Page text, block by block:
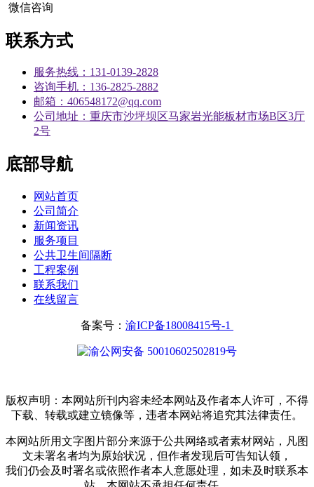
微信咨询
联系方式
服务热线：131-0139-2828
咨询手机：136-2825-2882
邮箱：406548172@qq.com
公司地址：重庆市沙坪坝区马家岩光能板材市场B区3厅
2号
底部导航
网站首页
公司简介
新闻资讯
服务项目
公共卫生间隔断
工程案例
联系我们
在线留言
备案号： 渝ICP备18008415号-1
渝公网安备 50010602502819号
版权声明：本网站所刊内容未经本网站及作者本人许可，不得
下载、转载或建立镜像等，违者本网站将追究其法律责任。
本网站所用文字图片部分来源于公共网络或者素材网站，凡图
文未署名者均为原始状况，但作者发现后可告知认领，
我们仍会及时署名或依照作者本人意愿处理，如未及时联系本